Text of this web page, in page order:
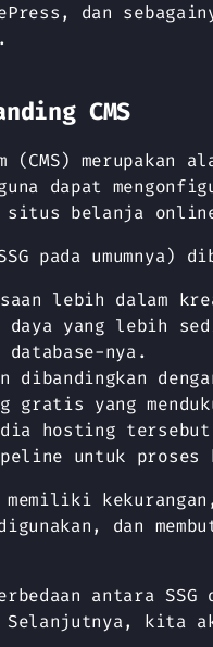
dan
CMS
(CMS)
dapat
belanja
pada umumnya)
lebih dalam
daya yang lebih
nya.
dibandingkan
gratis yang
hosting tersebut
untuk
dan
antara
Selanjutnya, kita